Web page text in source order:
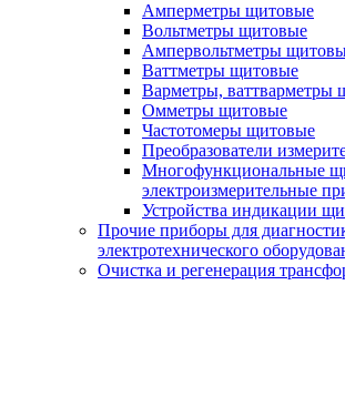
Амперметры щитовые
Вольтметры щитовые
Ампервольтметры
Ваттметры щитовые
Варметры, ваттварметры
Омметры щитовые
Частотомеры щитовые
Преобразователи
Многофункциональные
электроизмерительные
Устройства индикации
Прочие приборы для
электротехнического
Очистка и регенерация